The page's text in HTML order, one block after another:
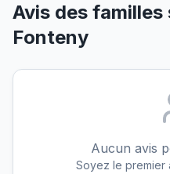
Avis des familles
Fonteny
Aucun avis
Soyez le premier